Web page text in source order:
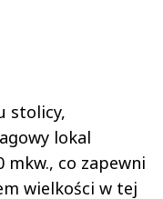
stolicy,
lokal
mkw., co zapewni
wielkości w tej